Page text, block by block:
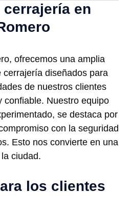
en
ofrecemos una amplia
cerrajería diseñados para
de nuestros clientes
confiable. Nuestro equipo
se destaca por
con la seguridad
Esto nos convierte en una
ciudad.
los clientes